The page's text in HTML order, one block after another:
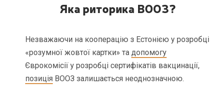
Яка риторика ВООЗ?
Незважаючи на кооперацію з Естонією у розробці
«розумної жовтої картки» та допомогу
Єврокомісії у розробці сертифікатів вакцинації,
позиція ВООЗ залишається неоднозначною.